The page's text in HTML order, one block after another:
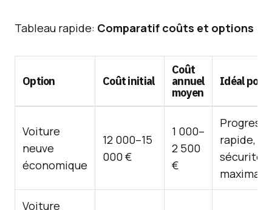
Tableau rapide: Comparatif coûts et options
Option Coût initial
Coût
annuel
moyen
Idéal pour
Voiture
neuve
économique
12 000–15
000 €
1 000–
2 500
€
rapide,
sécurité
maximale
Voiture